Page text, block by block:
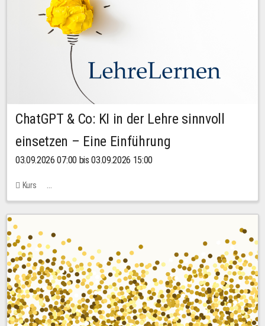
ChatGPT & Co: KI in der Lehre sinnvoll
einsetzen – Eine Einführung
03.09.2026 07:00 bis 03.09.2026 15:00
Kurs
Bachstraße 18k - SR 102 (Seminarraum Servicestelle LehreLernen)